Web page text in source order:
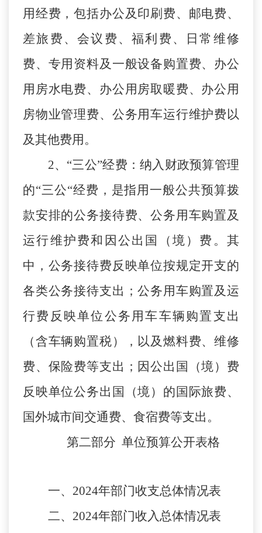
用经费，包括办公及印刷费、邮电费、
差旅费、会议费、福利费、日常维修
费、专用资料及一般设备购置费、办公
用房水电费、办公用房取暖费、办公用
房物业管理费、公务用车运行维护费以
及其他费用。
2、“三公”经费：纳入财政预算管理
的“三公“经费，是指用一般公共预算拨
款安排的公务接待费、公务用车购置及
运行维护费和因公出国（境）费。其
中，公务接待费反映单位按规定开支的
各类公务接待支出；公务用车购置及运
行费反映单位公务用车车辆购置支出
（含车辆购置税），以及燃料费、维修
费、保险费等支出；因公出国（境）费
反映单位公务出国（境）的国际旅费、
国外城市间交通费、食宿费等支出。
第二部分 单位预算公开表格
一、 2024年部门收支总体情况表
二、 2024年部门收入总体情况表